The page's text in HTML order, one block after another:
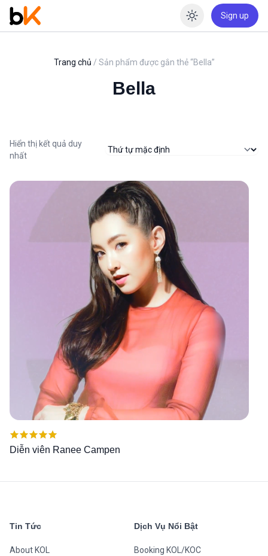
Enable
Sign up
Trang chủ / Sản phẩm được gắn thẻ “Bella”
Bella
Hiển thị kết quả duy
nhất
Diễn viên Ranee Campen
Được xếp
Tin Tức
About KOL
Dịch Vụ Nổi Bật
Booking KOL/KOC